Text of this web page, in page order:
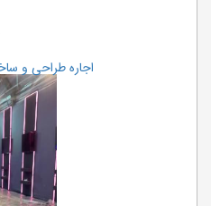
اجاره طراحی و